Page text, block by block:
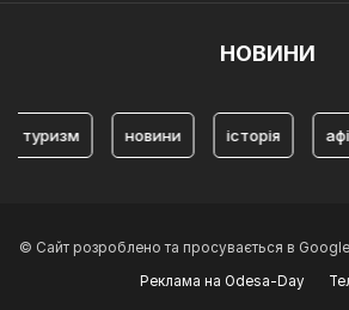
НОВИНИ
туризм новини історія
© Сайт розроблено та просувається в Google
Реклама на Odesa-Day